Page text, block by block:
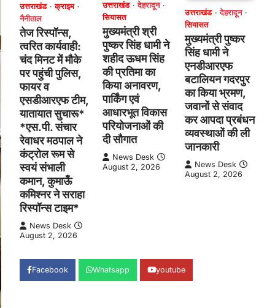
उत्तराखंड
क्राइम
नैनीताल
तेज रिस्पॉन्स,
त्वरित कार्यवाही:
चंद मिनट में मौके
पर पहुंची पुलिस,
फायर व
एसडीआरएफ टीम,
यातायात सुचारू*
*एस.पी. संचार
रेवाधर मठपाल ने
कंट्रोल रूम से
स्वयं संभाली
कमान, कुमाऊँ
कमिश्नर ने सराहा
रिस्पॉन्स टाइम*
News Desk
August 2, 2026
उत्तराखंड
देहरादून
सियासत
मुख्यमंत्री श्री
पुष्कर सिंह धामी ने
शहीद ऊधम सिंह
की प्रतिमा का
किया अनावरण,
पार्किंग एवं
आधारभूत विकास
परियोजनाओं की
दी सौगात
News Desk
August 2, 2026
उत्तराखंड
देहरादून
सियासत
मुख्यमंत्री पुष्कर
सिंह धामी ने
एनडीआरएफ
बटालियन गदरपुर
का किया भ्रमण,
जवानों से संवाद
कर आपदा प्रबंधन
व्यवस्थाओं की ली
जानकारी
News Desk
August 2, 2026
Facebook Whatsapp youtube